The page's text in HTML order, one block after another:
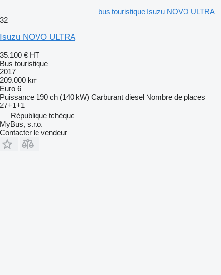
bus touristique Isuzu NOVO ULTRA
32
Isuzu NOVO ULTRA
35.100 € HT
Bus touristique
2017
209.000 km
Euro 6
Puissance 190 ch (140 kW) Carburant diesel Nombre de places
27+1+1
République tchèque
MyBus, s.r.o.
Contacter le vendeur